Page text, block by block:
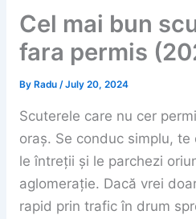
Cel mai bun
fara permis
By Radu /July 20, 2024
Scuterele care nu cer
oraș. Se conduc simplu,
le întreții și le parchezi
aglomerație. Dacă vrei
rapid prin trafic în drum